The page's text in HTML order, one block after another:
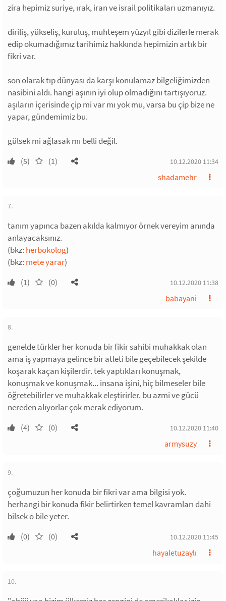
zira hepimiz suriye, ırak, iran ve israil politikaları uzmanıyız.
diriliş, yükseliş, kuruluş, muhteşem yüzyıl gibi dizilerle merak
edip okumadığımız tarihimiz hakkında hepimizin artık bir
fikri var.
son olarak tıp dünyası da karşı konulamaz bilgeliğimizden
nasibini aldı. hangi aşının iyi olup olmadığını tartışıyoruz.
aşıların içerisinde çip mi var mı yok mu, varsa bu çip bize ne
yapar, gündemimiz bu.
gülsek mi ağlasak mı belli değil.
(5) (1) 10.12.2020 11:34
shadamehr
7.
tanım yapınca bazen akılda kalmıyor örnek vereyim anında
anlayacaksınız.
(bkz: herbokolog)
(bkz: mete yarar)
(1) (0) 10.12.2020 11:38
babayani
8.
genelde türkler her konuda bir fikir sahibi muhakkak olan
ama iş yapmaya gelince bir atleti bile geçebilecek şekilde
koşarak kaçan kişilerdir. tek yaptıkları konuşmak,
konuşmak ve konuşmak... insana işini, hiç bilmeseler bile
öğretebilirler ve muhakkak eleştirirler. bu azmi ve gücü
nereden alıyorlar çok merak ediyorum.
(4) (0) 10.12.2020 11:40
armysuzy
9.
çoğumuzun her konuda bir fikri var ama bilgisi yok.
herhangi bir konuda fikir belirtirken temel kavramları dahi
bilsek o bile yeter.
(0) (0) 10.12.2020 11:45
hayaletuzaylı
10.